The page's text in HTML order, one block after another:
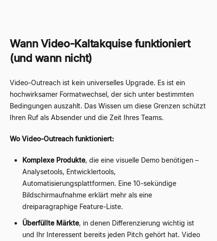
Wann Video-Kaltakquise funktioniert
(und wann nicht)
Video-Outreach ist kein universelles Upgrade. Es ist ein
hochwirksamer Formatwechsel, der sich unter bestimmten
Bedingungen auszahlt. Das Wissen um diese Grenzen schützt
Ihren Ruf als Absender und die Zeit Ihres Teams.
Wo Video-Outreach funktioniert:
Komplexe Produkte, die eine visuelle Demo benötigen –
Analysetools, Entwicklertools,
Automatisierungsplattformen. Eine 10-sekündige
Bildschirmaufnahme erklärt mehr als eine
dreiparagraphige Feature-Liste.
Überfüllte Märkte, in denen Differenzierung wichtig ist
und Ihr Interessent bereits jeden Pitch gehört hat. Video